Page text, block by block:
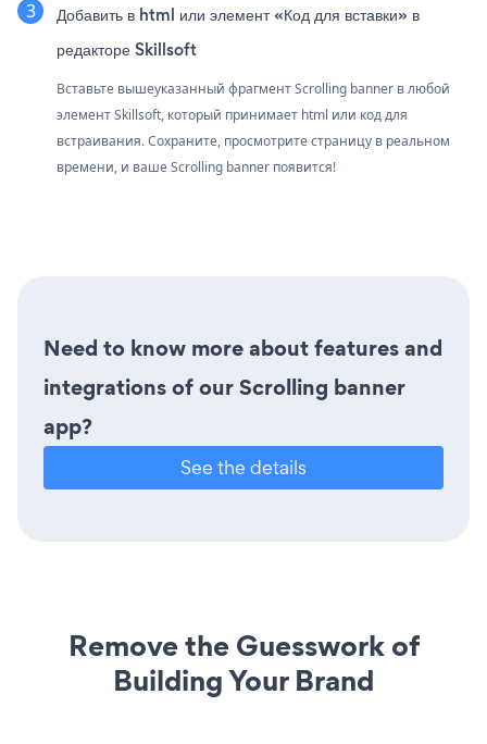
Добавить в html или элемент «Код для вставки» в
редакторе Skillsoft
Вставьте вышеуказанный фрагмент Scrolling banner в любой
элемент Skillsoft, который принимает html или код для
встраивания. Сохраните, просмотрите страницу в реальном
времени, и ваше Scrolling banner появится!
Need to know more about features and
integrations of our Scrolling banner
app?
See the details
Remove the Guesswork of
Building Your Brand